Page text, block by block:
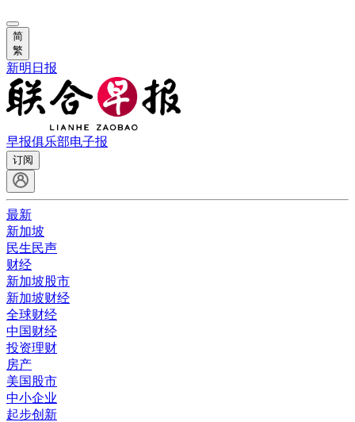
简
繁
新明日报
早报俱乐部电子报
订阅
最新
新加坡
民生民声
财经
新加坡股市
新加坡财经
全球财经
中国财经
投资理财
房产
美国股市
中小企业
起步创新